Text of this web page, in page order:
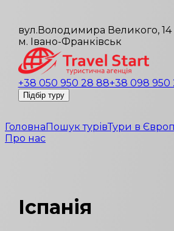
вул.Володимира Великого, 14
м. Івано-Франківськ
+38 050 950 28 88+38 098 950
Підбір туру
ГоловнаПошук турівТури в
Про нас
Іспанія